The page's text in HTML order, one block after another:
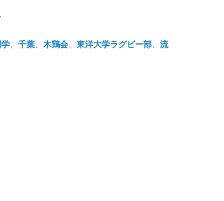
、 千葉、 木鶏会、 東洋大学ラグビー部、 流